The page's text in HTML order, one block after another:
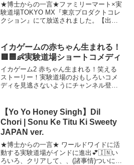
★博士からの一言★ファミリーマート×実
験道場TOKYO MX『東京プロダクトコレ
クション』にて放送されました。【出
よし！はき心地よし！素晴らしい商品
「ワンデーパン...
イカゲームの赤ちゃん生まれる！
🟥🟦👶実験道場ショートコメディ
イカゲーム2 赤ちゃん生まれる！笑える
ストーリー！実験道場のおもしろいコメ
ディを見逃さないようにチャンネル登録
【Yo Yo Honey Singh】Dil
Chori | Sonu Ke Titu Ki Sweety
JAPAN ver.
★博士からの一言★ ワールドワイドに活
動する実験道場がインドに進出💕🇮🇳い
ろいろ、クリアして、、(諸事情)ついに再